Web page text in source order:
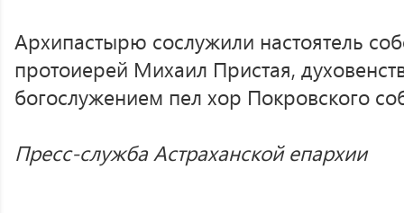
Архипастырю сослужили настоятель
протоиерей Михаил Пристая,
богослужением пел хор Покровского
Пресс-служба Астраханской епархии